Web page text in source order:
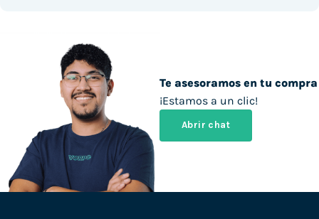
Te asesoramos en tu compra
¡Estamos a un clic!
Abrir chat